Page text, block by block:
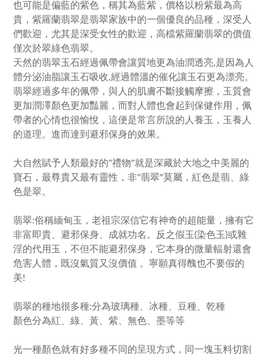
也可能是偏藍的紫色，稱其為藍紫，價格以粉紫最為高
貴，紫羅蘭翡翠是翡翠家族中的一個優良的品種，深受人
們歡迎，尤其是深受女性的歡迎，高檔紫羅蘭翡翠的價值
僅次於翠綠色翡翠。
天然的翡翠玉石經過佩帶會讓質地更為油潤透亮,是因為人
體分泌油脂讓玉石吸收,經過體溫的催化讓玉石更為漂亮。
翡翠經過多年的佩帶，與人的肌膚不斷接觸摩擦，玉質會
更加潤澤顏色更加豔麗，而對人體也會起到保健作用，佩
帶者的心情也很愉悅，這便是常言所說的人養玉，玉養人
的道理。進而達到避邪保身的效果。
大自然賦予人類最好的"禮物"就是深藏於大地之中美麗的
寶石，最尊貴又最有靈性，非"翡翠"莫屬，紅色是翡、綠
色是翠。
翡翠:俗稱緬甸玉，老祖宗深信它有神奇的超能量，擁有它
非富即貴、避邪保身、成就功名。反之假玉(染色玉)或雜
淫的代用玉，不但不能避邪保身，它本身的微量輻射還會
危害人體，既沒氣質又沒價值 。寧願真得醜也不要假的
美!
翡翠的種地很多種:分為玻璃種、冰種、豆種、乾種
顏色分為紅、綠、黃、紫、無色、墨等等
光一種顏色就有好多種不同的呈現方式，同一塊玉料切割